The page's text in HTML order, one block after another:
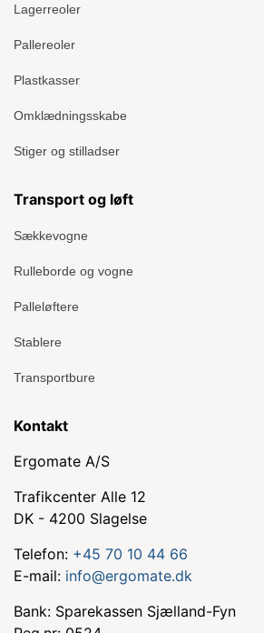
Lagerreoler
Pallereoler
Plastkasser
Omklædningsskabe
Stiger og stilladser
Transport og løft
Sækkevogne
Rulleborde og vogne
Palleløftere
Stablere
Transportbure
Kontakt
Ergomate A/S
Trafikcenter Alle 12
DK - 4200 Slagelse
Telefon: +45 70 10 44 66
E-mail: info@ergomate.dk
Bank: Sparekassen Sjælland-Fyn